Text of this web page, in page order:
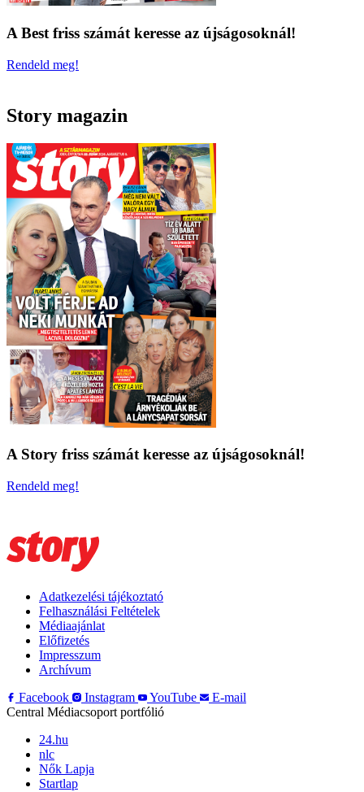
A Best friss számát keresse az újságosoknál!
Rendeld meg!
Story magazin
A Story friss számát keresse az újságosoknál!
Rendeld meg!
Adatkezelési tájékoztató
Felhasználási Feltételek
Médiaajánlat
Előfizetés
Impresszum
Archívum
Facebook
Instagram YouTube
E-mail
Central Médiacsoport portfólió
24.hu
nlc
Nők Lapja
Startlap